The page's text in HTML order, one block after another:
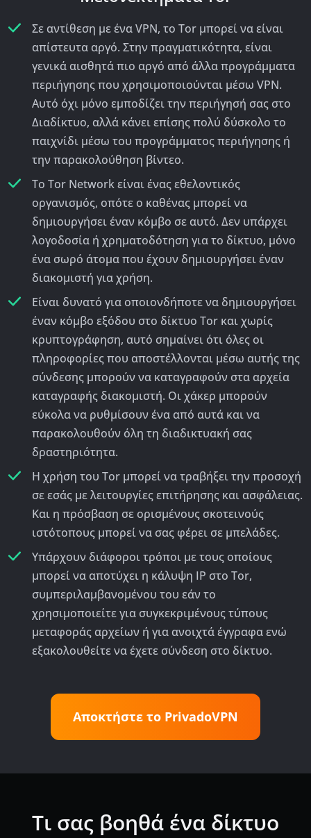
Σε αντίθεση με ένα VPN, το Tor μπορεί να είναι
απίστευτα αργό. Στην πραγματικότητα, είναι
γενικά αισθητά πιο αργό από άλλα προγράμματα
περιήγησης που χρησιμοποιούνται μέσω VPN.
Αυτό όχι μόνο εμποδίζει την περιήγησή σας στο
Διαδίκτυο, αλλά κάνει επίσης πολύ δύσκολο το
παιχνίδι μέσω του προγράμματος περιήγησης ή
την παρακολούθηση βίντεο.
Το Tor Network είναι ένας εθελοντικός
οργανισμός, οπότε ο καθένας μπορεί να
δημιουργήσει έναν κόμβο σε αυτό. Δεν υπάρχει
λογοδοσία ή χρηματοδότηση για το δίκτυο, μόνο
ένα σωρό άτομα που έχουν δημιουργήσει έναν
διακομιστή για χρήση.
Είναι δυνατό για οποιονδήποτε να δημιουργήσει
έναν κόμβο εξόδου στο δίκτυο Tor και χωρίς
κρυπτογράφηση, αυτό σημαίνει ότι όλες οι
πληροφορίες που αποστέλλονται μέσω αυτής της
σύνδεσης μπορούν να καταγραφούν στα αρχεία
καταγραφής διακομιστή. Οι χάκερ μπορούν
εύκολα να ρυθμίσουν ένα από αυτά και να
παρακολουθούν όλη τη διαδικτυακή σας
δραστηριότητα.
Η χρήση του Tor μπορεί να τραβήξει την προσοχή
σε εσάς με λειτουργίες επιτήρησης και ασφάλειας.
Και η πρόσβαση σε ορισμένους σκοτεινούς
ιστότοπους μπορεί να σας φέρει σε μπελάδες.
Υπάρχουν διάφοροι τρόποι με τους οποίους
μπορεί να αποτύχει η κάλυψη IP στο Tor,
συμπεριλαμβανομένου του εάν το
χρησιμοποιείτε για συγκεκριμένους τύπους
μεταφοράς αρχείων ή για ανοιχτά έγγραφα ενώ
εξακολουθείτε να έχετε σύνδεση στο δίκτυο.
Αποκτήστε το PrivadoVPN
Τι σας βοηθά ένα δίκτυο